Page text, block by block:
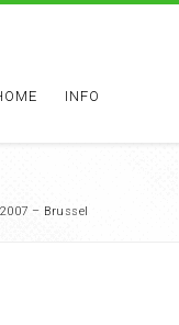
INFO
– Brussel